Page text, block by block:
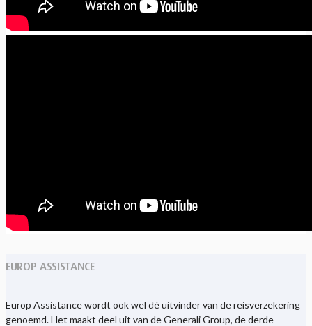
EUROP ASSISTANCE
Europ Assistance wordt ook wel dé uitvinder van de reisverzekering
genoemd. Het maakt deel uit van de Generali Group, de derde